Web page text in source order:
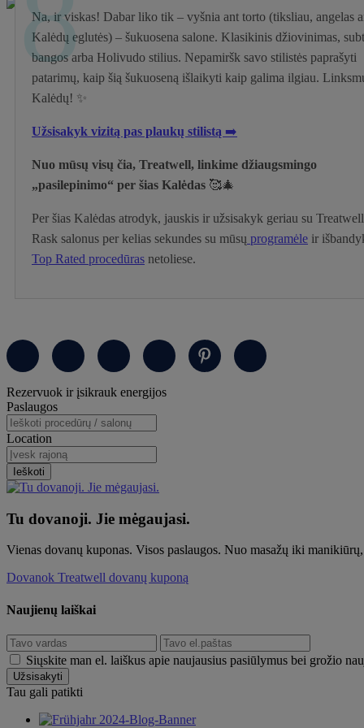
Na, ir viskas! Dabar liko tik – vyšnia ant torto (tiksliau, angelas
Kalėdų eglutės) – šukuosena salone. Klasikinis džiovinimas,
bangos arba Holivudo stilius. Nepamiršk savo stilistės paprašyti
patarimų, kaip šią šukuoseną išlaikyti kaip galima ilgiau.
Kalėdų! ✨
Užsisakyk vizitą pas plaukų stilistą ➡️
Nuo mūsų visų čia, Treatwell, linkime džiaugsmingo
„pasilepinimo“ per šias Kalėdas 🥰🎄
Per šias Kalėdas atrodyk, jauskis ir užsisakyk geriau su
Rask salonus per kelias sekundes su mūsų programėle ir
Top Rated procedūras netoliese.
Primary
Sidebar
Rezervuok ir įsikrauk energijos
Paslaugos
Location
Ieškoti
Tu dovanoji. Jie mėgaujasi.
Vienas dovanų kuponas. Visos paslaugos. Nuo masažų iki
Dovanok Treatwell dovanų kuponą
Naujienų laiškai
Siųskite man el. laiškus apie naujausius pasiūlymus bei grožio
Tau gali patikti